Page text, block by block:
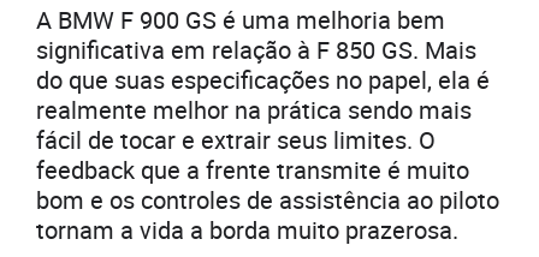
A BMW F 900 GS é uma melhoria bem
significativa em relação à F 850 GS. Mais
do que suas especificações no papel, ela é
realmente melhor na prática sendo mais
fácil de tocar e extrair seus limites. O
feedback que a frente transmite é muito
bom e os controles de assistência ao piloto
tornam a vida a borda muito prazerosa.